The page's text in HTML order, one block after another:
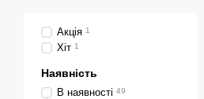
Акція 1
Хіт 1
Наявність
В наявності 49